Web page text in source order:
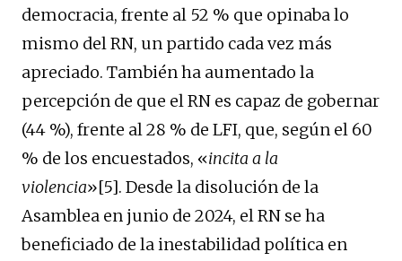
democracia, frente al 52 % que opinaba lo
mismo del RN, un partido cada vez más
apreciado. También ha aumentado la
percepción de que el RN es capaz de gobernar
(44 %), frente al 28 % de LFI, que, según el 60
% de los encuestados, «incita a la
violencia»[5]. Desde la disolución de la
Asamblea en junio de 2024, el RN se ha
beneficiado de la inestabilidad política en